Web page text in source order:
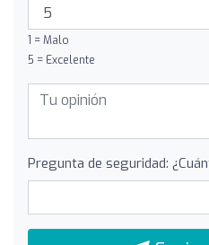
1 = Malo
5 = Excelente
Pregunta de seguridad: